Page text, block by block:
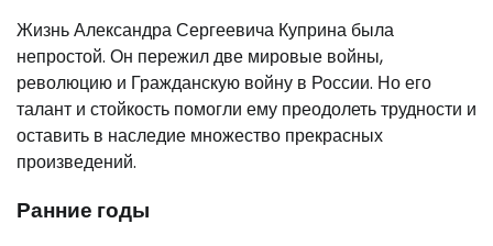
Жизнь Александра Сергеевича Куприна была
непростой. Он пережил две мировые войны,
революцию и Гражданскую войну в России. Но его
талант и стойкость помогли ему преодолеть трудности и
оставить в наследие множество прекрасных
произведений.
Ранние годы